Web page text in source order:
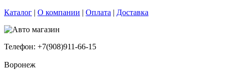
Каталог | О компании | Оплата | Доставка
Телефон: +7(908)911-66-15
Воронеж